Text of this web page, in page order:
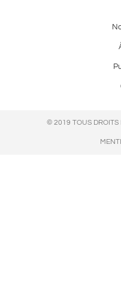
© 2019 TOUS DROITS